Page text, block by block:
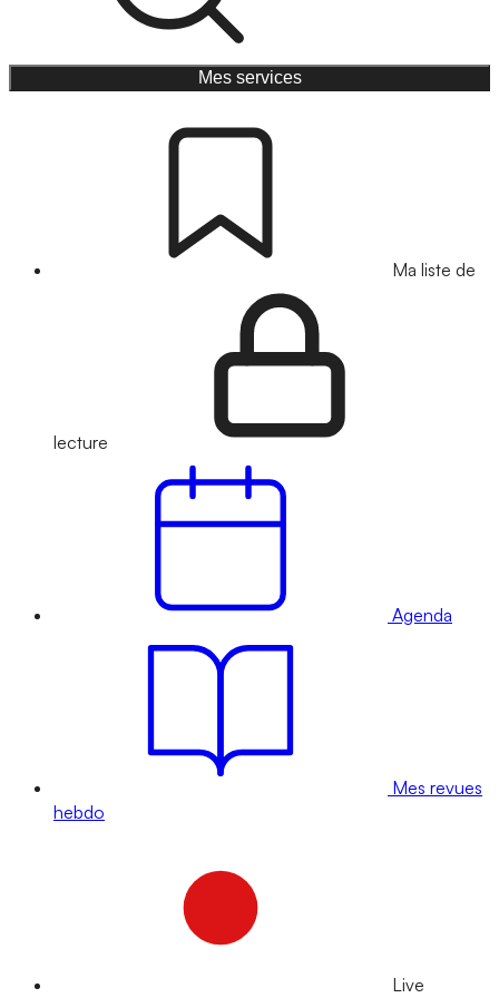
Mes services
Ma liste de
lecture
Agenda
Mes revues
hebdo
Live